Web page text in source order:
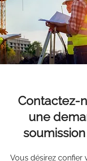
Contactez-
une
Vous désirez confier